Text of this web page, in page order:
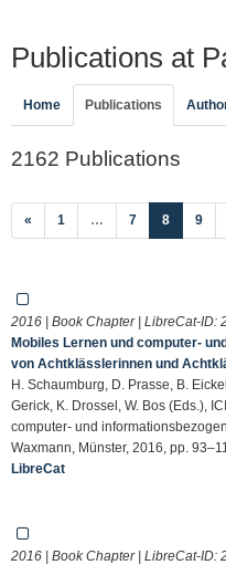
Publications at
Home Publications
2162 Publications
« 1 … 7 8(current)
9
2016 | Book Chapter | LibreCat-ID:
Mobiles Lernen und computer-
von Achtklässlerinnen und
H. Schaumburg, D. Prasse, B.
Gerick, K. Drossel, W. Bos (Eds.),
computer- und
Waxmann, Münster, 2016, pp.
LibreCat
2016 | Book Chapter | LibreCat-ID: